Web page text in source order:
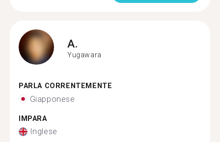
A.
Yugawara
PARLA CORRENTEMENTE
Giapponese
IMPARA
Inglese